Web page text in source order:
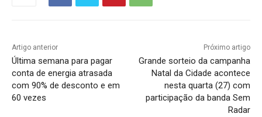
Artigo anterior
Última semana para pagar
conta de energia atrasada
com 90% de desconto e em
60 vezes
Próximo artigo
Grande sorteio da campanha
Natal da Cidade acontece
nesta quarta (27) com
participação da banda Sem
Radar